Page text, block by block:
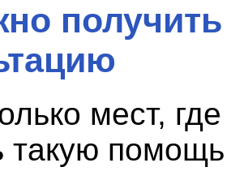
получить
мест,
такую